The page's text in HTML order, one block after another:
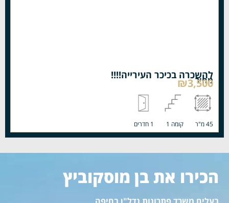
להשכרה בכיכר העירייה!!!!
מחיר
₪3,500
45 מ"ר קומה 1 1 חדרים
הכירו את בן מוסקוביץ